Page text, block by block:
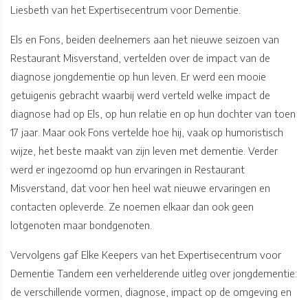
Liesbeth van het Expertisecentrum voor Dementie.
Els en Fons, beiden deelnemers aan het nieuwe seizoen van
Restaurant Misverstand, vertelden over de impact van de
diagnose jongdementie op hun leven. Er werd een mooie
getuigenis gebracht waarbij werd verteld welke impact de
diagnose had op Els, op hun relatie en op hun dochter van toen
17 jaar. Maar ook Fons vertelde hoe hij, vaak op humoristisch
wijze, het beste maakt van zijn leven met dementie. Verder
werd er ingezoomd op hun ervaringen in Restaurant
Misverstand, dat voor hen heel wat nieuwe ervaringen en
contacten opleverde. Ze noemen elkaar dan ook geen
lotgenoten maar bondgenoten.
Vervolgens gaf Elke Keepers van het Expertisecentrum voor
Dementie Tandem een verhelderende uitleg over jongdementie:
de verschillende vormen, diagnose, impact op de omgeving en